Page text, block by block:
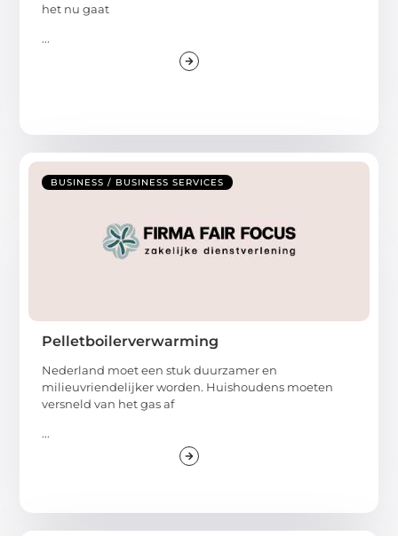
het nu gaat
...
BUSINESS / BUSINESS SERVICES
Pelletboilerverwarming
Nederland moet een stuk duurzamer en
milieuvriendelijker worden. Huishoudens moeten
versneld van het gas af
...